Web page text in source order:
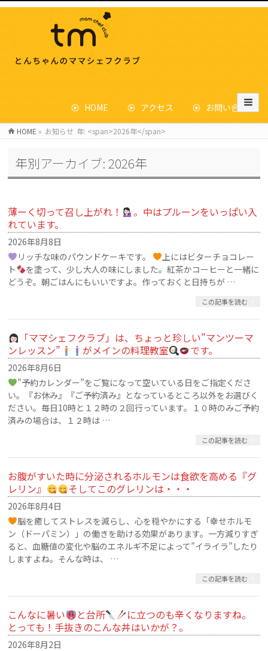
HOME アクセス お問い合わせ
HOME » お知らせ 年: <span>2026年</span>
年別アーカイブ: 2026年
薄ーく切って召し上がれ！
。中はプルーンをいっぱい入
れています。
2026年8月8日
リッチな味のパウンドケーキです。
上にはビターチョコレー
ト
を塗って、少し大人の味にしました。紅茶かコーヒーと一緒に
どうぞ。朝ごはんにもいいですよ。作っておくと日持ちが …
この記事を読む
「ママシェフクラブ」は、ちょっと珍しい”マンツーマ
ンレッスン”
がメインの料理教室 です。
2026年8月6日
”予約カレンダー”をご覧になって空いている日をご指定くださ
い。『お休み』『ご予約済み』となっているところ以外をお選びく
ださい。毎日10時と１２時の２回行っています。１０時のみご予約
済みの場合は、１２時は …
この記事を読む
お腹がすいた時に分泌されるホルモンは食欲を高める『グ
レリン』
そしてこのグレリンは・・・
2026年8月4日
脳を癒してストレスを減らし、心を穏やかにする「幸せホルモ
ン（ドーパミン）」の働きを助ける効果があります。一方減りすぎ
ると、血糖値の変化や脳のエネルギ不足によって”イライラ”したり
しますよね。そんな時は、 …
この記事を読む
こんなに暑い と台所
に立つのも辛くなりますね。
とっても！手抜きのこんな丼はいかが？。
2026年8月2日